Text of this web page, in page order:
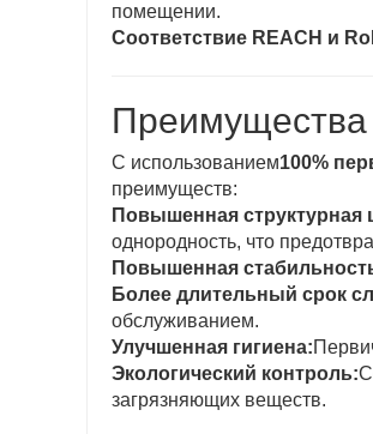
помещении.
Соответствие REACH и
Преимущества
С использованием100%
преимуществ:
Повышенная структурная
однородность, что
Повышенная
Более длительный срок
обслуживанием.
Улучшенная гигиена:
Экологический контроль:
загрязняющих веществ.